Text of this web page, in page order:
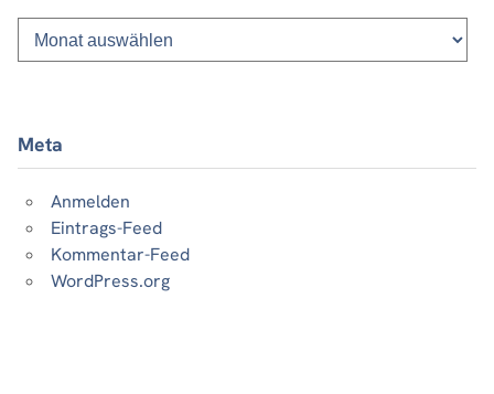
Monatsliste
vergangener
Beiträge
Meta
Anmelden
Eintrags-Feed
Kommentar-Feed
WordPress.org